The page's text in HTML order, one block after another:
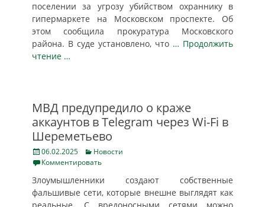
поселении за угрозу убийством охраннику в
гипермаркете на Московском проспекте. Об
этом сообщила прокуратура Московского
района. В суде установлено, что … Продолжить
чтение …
МВД предупредило о краже
аккаунтов в Telegram через Wi-Fi в
Шереметьево
Posted
on
06.02.2025 Categories
Новости
Комментировать
Злоумышленники создают собственные
фальшивые сети, которые внешне выглядят как